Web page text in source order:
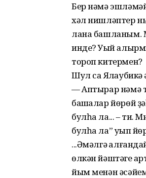
Бер нәмә
хәл нишләптер
лана башланым.
инде? Уҡый
тороп китермен?
Шул саҡ
— Аптырар нәмә
башҡалар йөрөй
булһа ла... – ти.
булһа ла” уҡып
...Әмәлгә
өлкән йәштәге
йым менән